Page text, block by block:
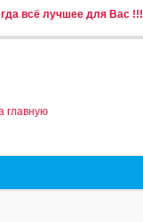
всё лучшее для Вас !!!
главную